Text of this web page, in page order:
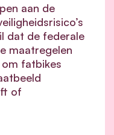
aan de
dat de federale
maatregelen
fatbikes
of